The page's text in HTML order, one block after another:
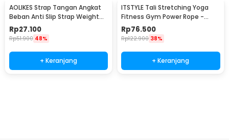
AOLIKES Strap Tangan Angkat
Beban Anti Slip Strap Weight
Lifting 2 PCS - 7635
Rp27.100
Rp51.900 48%
+ Keranjang
ITSTYLE Tali Stretching Yoga
Fitness Gym Power Rope -
P3PRO
Rp76.500
Rp122.900 38%
+ Keranjang